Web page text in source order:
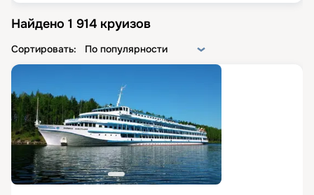
Найдено 1 914 круизов
Сортировать: По популярности